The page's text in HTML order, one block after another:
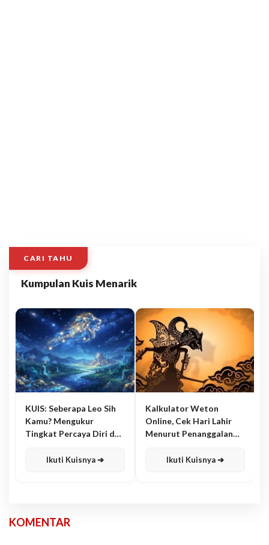
CARI TAHU
Kumpulan Kuis Menarik
KUIS: Seberapa Leo Sih
Kamu? Mengukur
Tingkat Percaya Diri dan
Ikuti Kuisnya ➔
Kalkulator Weton
Online, Cek Hari Lahir
Menurut Penanggalan
Ikuti Kuisnya ➔
KOMENTAR